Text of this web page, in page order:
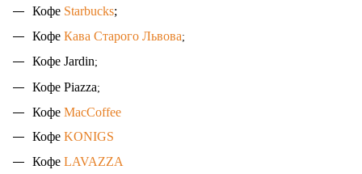
Кофе Starbucks;
Кофе Кава Старого Львова;
Кофе Jardin;
Кофе Piazza;
Кофе MacCoffee
Кофе KONIGS
Кофе LAVAZZA